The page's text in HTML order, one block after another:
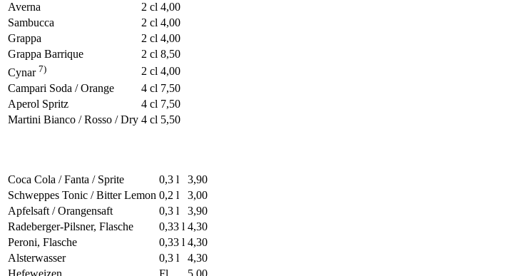
Averna
2 cl 4,00
Sambucca
2 cl 4,00
Grappa
2 cl 4,00
Grappa Barrique
2 cl 8,50
Cynar 7) 2 cl 4,00
Campari Soda / Orange
4 cl 7,50
Aperol Spritz
4 cl 7,50
Martini Bianco / Rosso / Dry 4 cl 5,50
Coca Cola / Fanta / Sprite 0,3 l
3,90
Schweppes Tonic / Bitter Lemon 0,2 l
3,00
Apfelsaft / Orangensaft
0,3 l
3,90
Radeberger-Pilsner, Flasche
0,33 l 4,30
Peroni, Flasche
0,33 l 4,30
Alsterwasser
0,3 l
4,30
Hefeweizen
Fl 5,00